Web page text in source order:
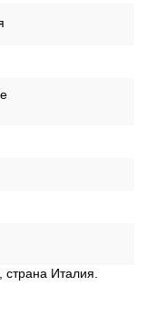
страна Италия.